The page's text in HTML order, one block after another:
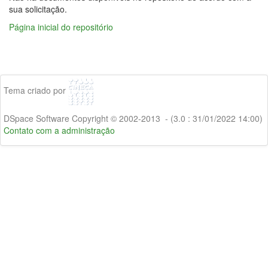
sua solicitação.
Página inicial do repositório
Tema criado por
DSpace Software Copyright © 2002-2013 - (3.0 : 31/01/2022 14:00)
Contato com a administração